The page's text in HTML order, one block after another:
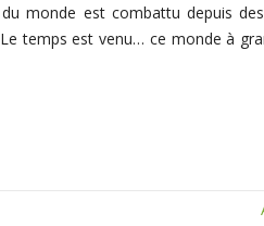
monde est combattu depuis
temps est venu… ce monde à